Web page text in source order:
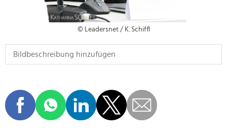
© Leadersnet / K. Schiffl